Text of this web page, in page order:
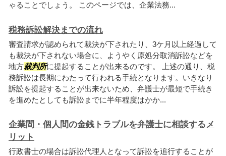
ゃることでしょう。 このページでは、企業法務...
税務訴訟解決までの流れ
審査請求が認められて裁決が下されたり、3ケ月以上経過して
も裁決が下されない場合に、ようやく原処分取消訴訟などを
地方裁判所に提起することが出来るのです。 上述の通り、税
務訴訟は長期にわたって行われる手続となります。いきなり
訴訟を提起することが出来ないため、弁護士が最短で手続き
を進めたとしても訴訟までに半年程度はかか...
企業間・個人間の金銭トラブルを弁護士に相談するメ
リット
行政書士の場合は訴訟代理人となって訴訟を追行することが